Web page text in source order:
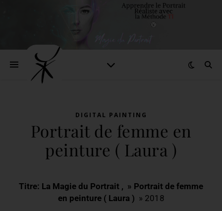
DIGITAL PAINTING
Portrait de femme en
peinture ( Laura )
Titre: La Magie du Portrait , » Portrait de femme
en peinture ( Laura ) » 2018